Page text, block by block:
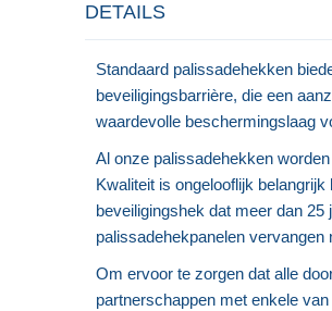
DETAILS
Standaard palissadehekken
beveiligingsbarrière, die een
waardevolle beschermingslaag
Al onze palissadehekken
Kwaliteit is ongelooflijk
beveiligingshek dat meer dan
palissadehekpanelen vervangen
Om ervoor te zorgen dat alle
partnerschappen met enkele